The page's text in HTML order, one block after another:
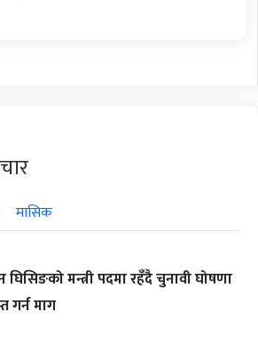
मासिक
मन्त्री पदमा रहँदै चुनावी घोषणा
गर्न माग